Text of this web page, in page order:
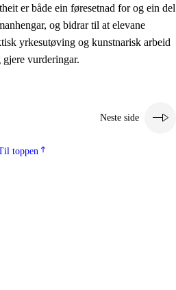
er både ein føresetnad for og ein del
og bidrar til at elevane
yrkesutøving og kunstnarisk arbeid
vurderingar.
Neste side
toppen